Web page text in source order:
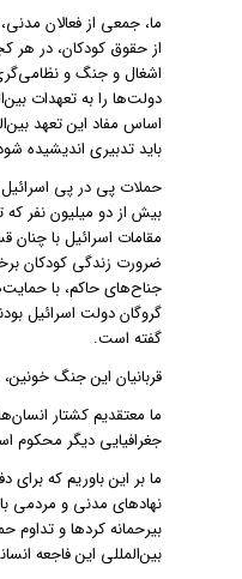
ما، جمعی از فعالان
از حقوق کودکان، در
اشغال و جنگ و
دولت‌ها را به تعهدات
اساس مفاد این تعهد
باید تدبیری اندیشیده
حملات پی‌ در پی اسرائیل
بیش از دو میلیون نفر
مقامات اسرائیل با
ضرورت زندگی کودکان
جناح‌های حاکم، با
گروگان دولت اسرائیل
گفته است.
قربانیان این جنگ
ما معتقدیم کشتار
جغرافیایی دیگر محکوم
ما بر این باوریم که
نهادهای مدنی و مردمی
بیرحمانه کردها و
بین‌المللی این فاجعه